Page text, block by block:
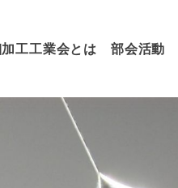
工工業会とは 部会活動